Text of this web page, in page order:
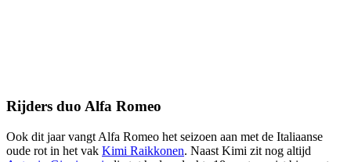
Rijders duo Alfa Romeo
Ook dit jaar vangt Alfa Romeo het seizoen aan met de Italiaanse
oude rot in het vak Kimi Raikkonen. Naast Kimi zit nog altijd